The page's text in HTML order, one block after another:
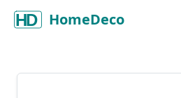
HomeDeco